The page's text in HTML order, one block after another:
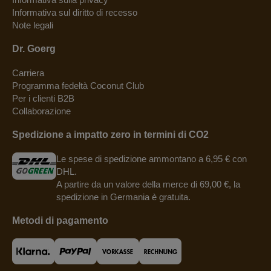
Informativa sul diritto di recesso
Note legali
Dr. Goerg
Carriera
Programma fedeltà Coconut Club
Per i clienti B2B
Collaborazione
Spedizione a impatto zero in termini di CO2
Le spese di spedizione ammontano a 6,95 € con
DHL.
A partire da un valore della merce di 69,00 €, la
spedizione in Germania è gratuita.
Metodi di pagamento